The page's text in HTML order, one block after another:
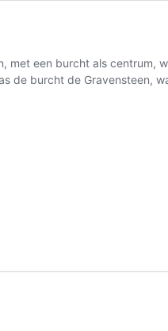
een burcht als centrum,
de burcht de Gravensteen,